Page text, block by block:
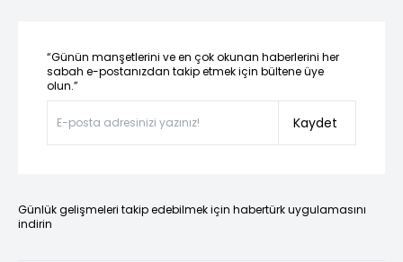
“Günün manşetlerini ve en çok okunan haberlerini her
sabah e-postanızdan takip etmek için bültene üye
olun.”
Kaydet
Günlük gelişmeleri takip edebilmek için habertürk uygulamasını
indirin